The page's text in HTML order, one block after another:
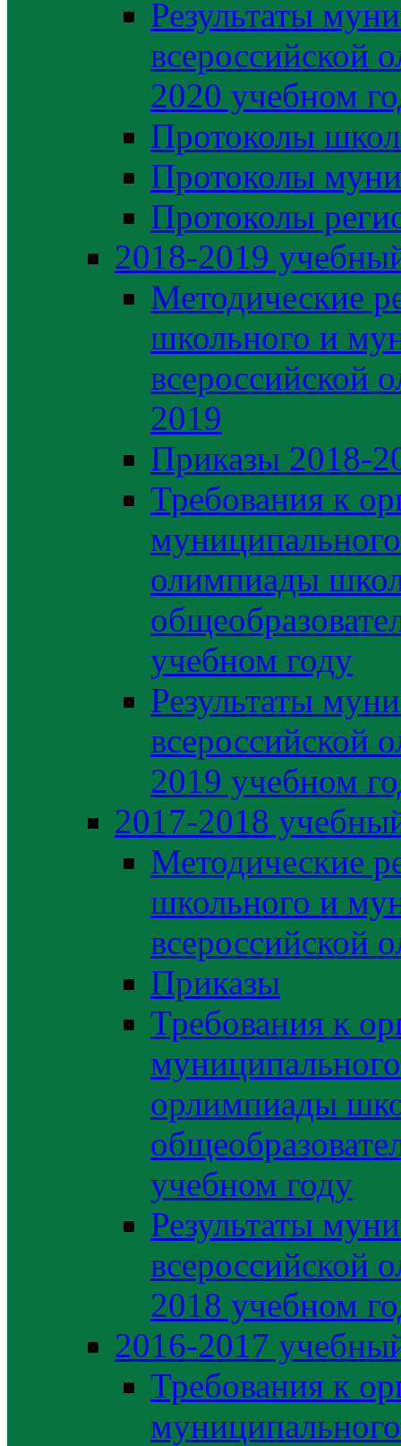
Результаты
всероссийской
2020 учебном
Протоколы
Протоколы
Протоколы
2018-2019
Методические
школьного и
всероссийской
2019
Приказы 2018-
Требования к
олимпиады
учебном году
Результаты
всероссийской
2019 учебном
2017-2018
Методические
школьного и
всероссийской
Приказы
Требования к
орлимпиады
учебном году
Результаты
всероссийской
2018 учебном
2016-2017
Требования к